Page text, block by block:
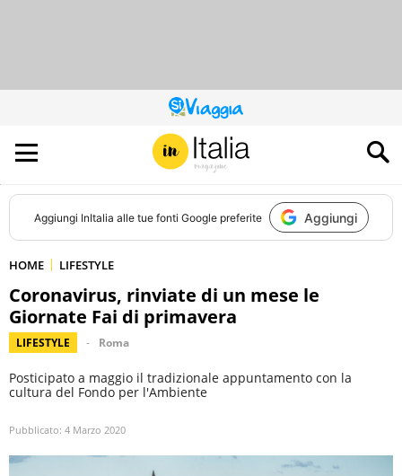
QUESTO
SITO
CONTRIBUISCE
ALL’AUDIENCE
DI
Aggiungi InItalia alle tue fonti Google preferite Aggiungi
HOME LIFESTYLE
Coronavirus, rinviate di un mese le
Giornate Fai di primavera
LIFESTYLE Roma
Posticipato a maggio il tradizionale appuntamento con la
cultura del Fondo per l'Ambiente
Pubblicato: 4 Marzo 2020